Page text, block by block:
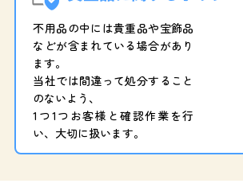
不用品の中には貴重品や宝飾品
などが含まれている場合があり
ます。
当社では間違って処分すること
のないよう、
1つ1つお客様と確認作業を行
い、大切に扱います。